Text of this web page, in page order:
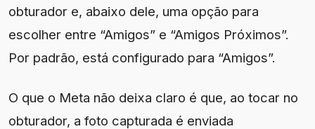
obturador e, abaixo dele, uma opção para
escolher entre “Amigos” e “Amigos Próximos”.
Por padrão, está configurado para “Amigos”.
O que o Meta não deixa claro é que, ao tocar no
obturador, a foto capturada é enviada